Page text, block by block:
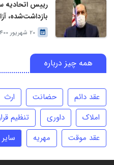
رییس اتحادیه
بازداشت‌شده،
20 شهریور 1400
همه چیز درباره
عقد دائم حضانت ارث
املاک
داوری تنظیم
عقد موقت
مهریه